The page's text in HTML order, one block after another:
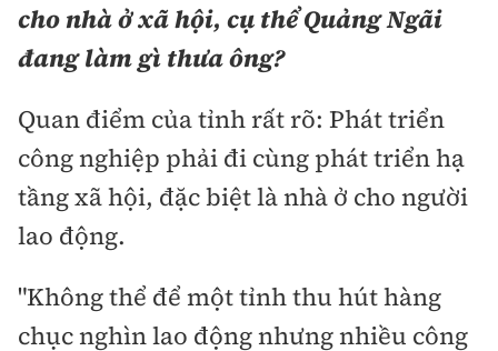
cho nhà ở xã hội, cụ thể Quảng Ngãi
đang làm gì thưa ông?
Quan điểm của tỉnh rất rõ: Phát triển
công nghiệp phải đi cùng phát triển hạ
tầng xã hội, đặc biệt là nhà ở cho người
lao động.
"Không thể để một tỉnh thu hút hàng
chục nghìn lao động nhưng nhiều công